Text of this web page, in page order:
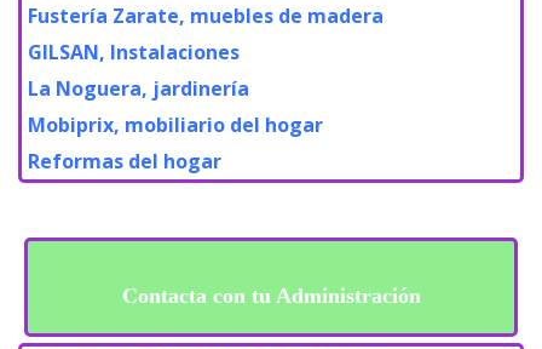
Fustería Zarate, muebles de madera
GILSAN, Instalaciones
La Noguera, jardinería
Mobiprix, mobiliario del hogar
Reformas del hogar
Contacta con tu Administración